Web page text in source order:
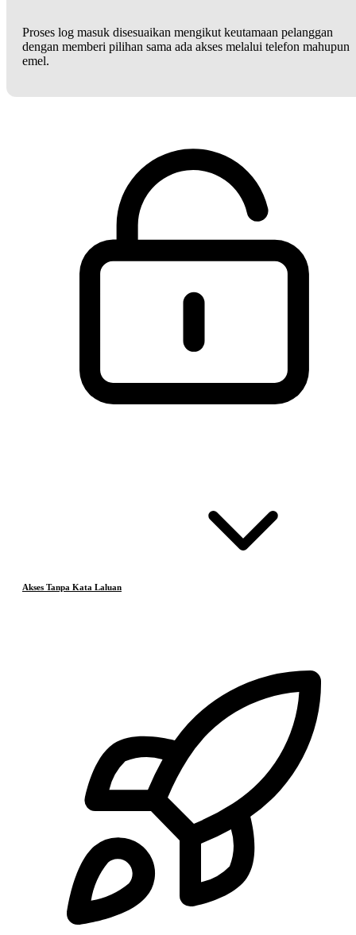
Proses log masuk disesuaikan mengikut keutamaan pelanggan
dengan memberi pilihan sama ada akses melalui telefon mahupun
emel.
Akses Tanpa Kata Laluan